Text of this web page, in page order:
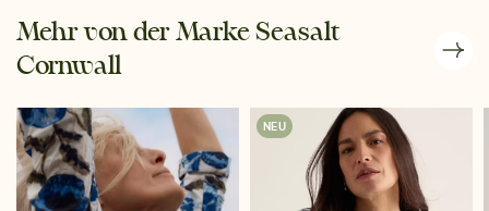
Mehr von der Marke Seasalt
Cornwall
NEU